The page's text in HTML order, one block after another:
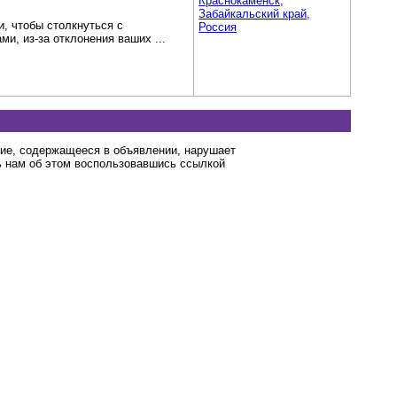
столкнуться с
из-за отклонения ваших ...
Забайкальский край,
Россия
содержащееся в объявлении, нарушает
об этом воспользовавшись ссылкой